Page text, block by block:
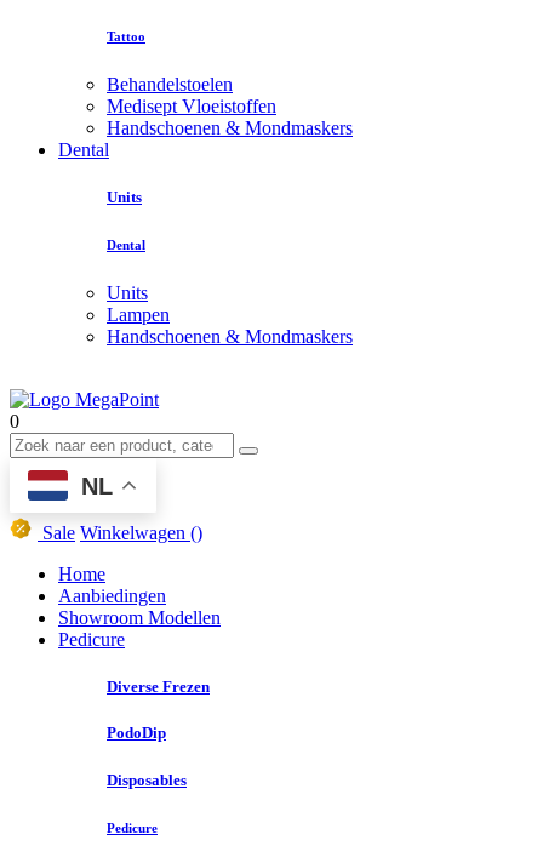
Tattoo
Behandelstoelen
Medisept Vloeistoffen
Handschoenen & Mondmaskers
Dental
Units
Dental
Units
Lampen
Handschoenen & Mondmaskers
0
NL
Sale Winkelwagen ()
Home
Aanbiedingen
Showroom Modellen
Pedicure
Diverse Frezen
PodoDip
Disposables
Pedicure